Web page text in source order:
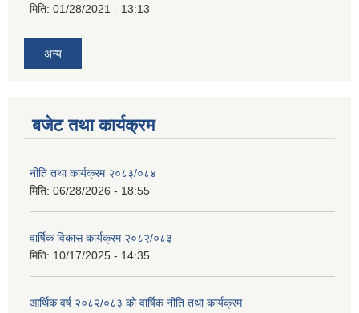
मिति: 01/28/2021 - 13:13
अन्य
बजेट तथा कार्यक्रम
नीति तथा कार्यक्रम २०८३/०८४
मिति: 06/28/2026 - 18:55
वार्षिक विकास कार्यक्रम २०८२/०८३
मिति: 10/17/2025 - 14:35
आर्थिक वर्ष २०८२/०८३ को वार्षिक नीति तथा कार्यक्रम